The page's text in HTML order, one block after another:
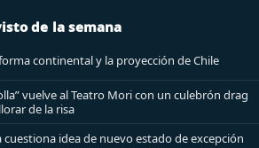
de la semana
continental y la proyección de Chile
vuelve al Teatro Mori con un culebrón drag
de la risa
cuestiona idea de nuevo estado de excepción